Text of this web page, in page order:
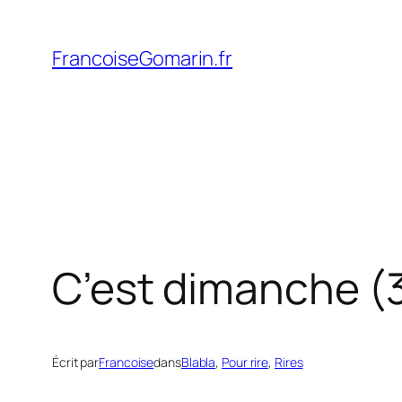
contenu
FrancoiseGomarin.fr
C’est dimanche
Écrit parFrancoisedansBlabla, Pour rire, Rires